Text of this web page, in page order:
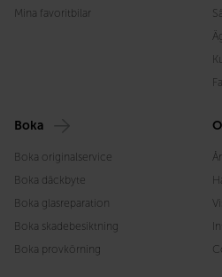
Mina favoritbilar
Boka
Boka originalservice
Boka däckbyte
Boka glasreparation
Boka skadebesiktning
Boka provkörning